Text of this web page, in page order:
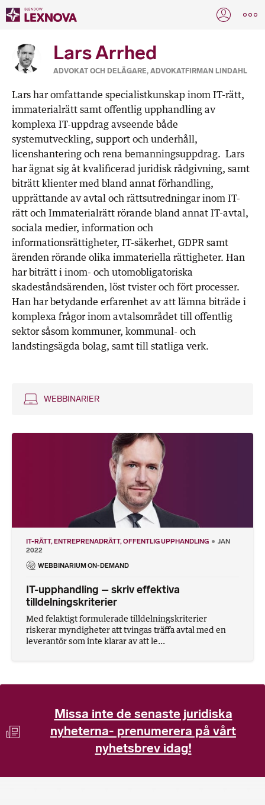
Lars Arrhed
ADVOKAT OCH DELÄGARE, ADVOKATFIRMAN LINDAHL
Lars har omfattande specialistkunskap inom IT-rätt,
immaterialrätt samt offentlig upphandling av
komplexa IT-uppdrag avseende både
systemutveckling, support och underhåll,
licenshantering och rena bemanningsuppdrag. Lars
har ägnat sig åt kvalificerad juridisk rådgivning, samt
biträtt klienter med bland annat förhandling,
upprättande av avtal och rättsutredningar inom IT-
rätt och Immaterialrätt rörande bland annat IT-avtal,
sociala medier, information och
informationsrättigheter, IT-säkerhet, GDPR samt
ärenden rörande olika immateriella rättigheter. Han
har biträtt i inom- och utomobligatoriska
skadeståndsärenden, löst tvister och fört processer.
Han har betydande erfarenhet av att lämna biträde i
komplexa frågor inom avtalsområdet till offentlig
sektor såsom kommuner, kommunal- och
landstingsägda bolag, samt till statliga verk.
WEBBINARIER
IT-RÄTT ENTREPRENADRÄTT OFFENTLIG UPPHANDLING
JAN
2022
WEBBINARIUM ON-DEMAND
IT-upphandling – skriv effektiva
tilldelningskriterier
Med felaktigt formulerade tilldelningskriterier
riskerar myndigheter att tvingas träffa avtal med en
leverantör som inte klarar av att le...
Missa inte de senaste juridiska
nyheterna- prenumerera på vårt
nyhetsbrev idag!